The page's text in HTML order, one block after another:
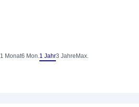
1 Monat6 Mon.1 Jahr3 Jahre Max.